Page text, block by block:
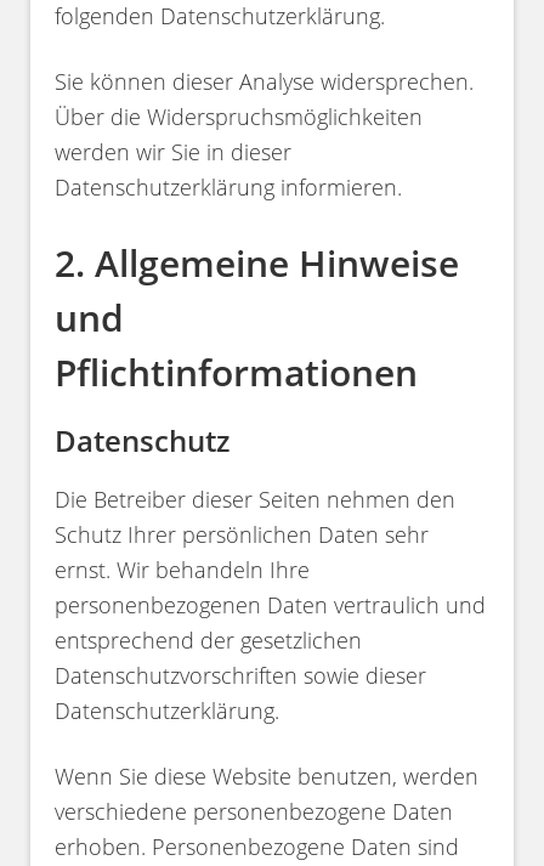
folgenden Datenschutzerklärung.
Sie können dieser Analyse widersprechen.
Über die Widerspruchsmöglichkeiten
werden wir Sie in dieser
Datenschutzerklärung informieren.
2. Allgemeine Hinweise
und
Pflichtinformationen
Datenschutz
Die Betreiber dieser Seiten nehmen den
Schutz Ihrer persönlichen Daten sehr
ernst. Wir behandeln Ihre
personenbezogenen Daten vertraulich und
entsprechend der gesetzlichen
Datenschutzvorschriften sowie dieser
Datenschutzerklärung.
Wenn Sie diese Website benutzen, werden
verschiedene personenbezogene Daten
erhoben. Personenbezogene Daten sind